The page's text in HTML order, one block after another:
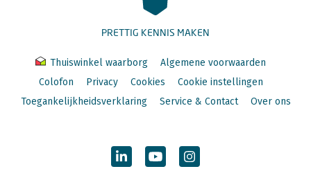
PRETTIG KENNIS MAKEN
Thuiswinkel waarborg
Algemene voorwaarden
Colofon
Privacy Cookies
Cookie instellingen
Toegankelijkheidsverklaring
Service & Contact Over ons